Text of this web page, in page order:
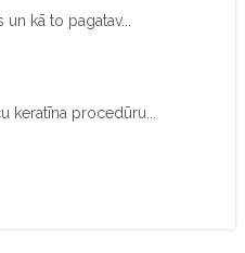
un kā to pagatav...
keratīna procedūru...